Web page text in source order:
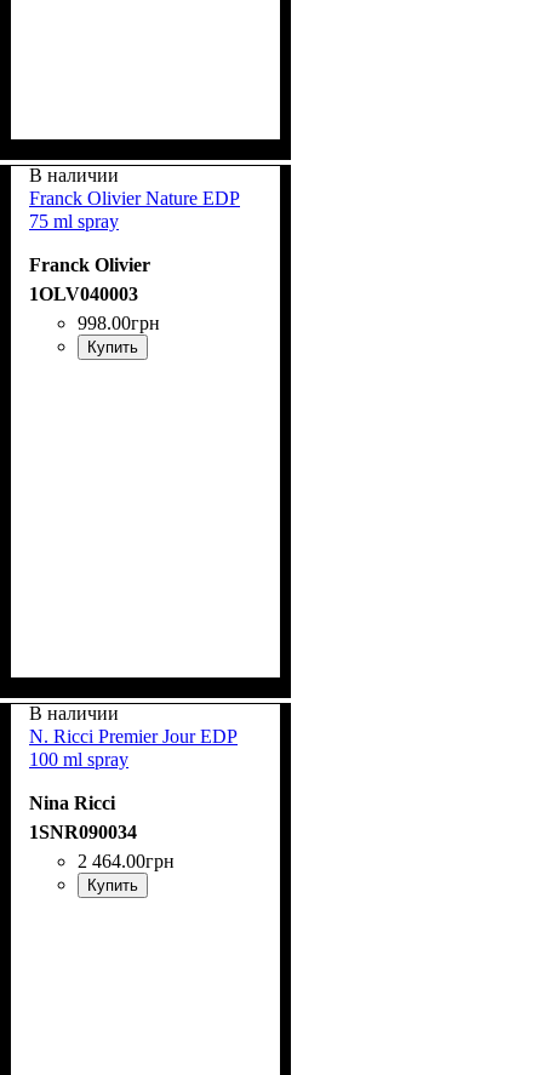
В наличии
Franck Olivier Nature EDP
75 ml spray
Franck Olivier
1OLV040003
998.00грн
Купить
В наличии
N. Ricci Premier Jour EDP
100 ml spray
Nina Ricci
1SNR090034
2 464.00грн
Купить